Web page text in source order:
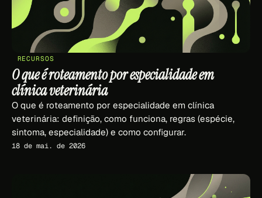
RECURSOS
O que é roteamento por especialidade em
clínica veterinária
O que é roteamento por especialidade em clínica
veterinária: definição, como funciona, regras (espécie,
sintoma, especialidade) e como configurar.
18 de mai. de 2026